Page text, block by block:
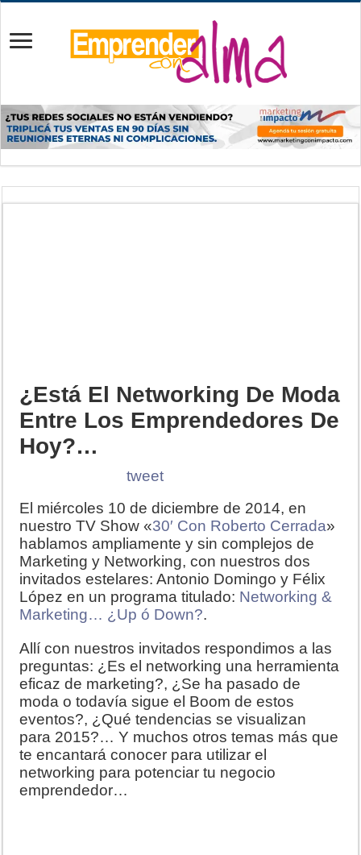
¿Está El Networking De Moda
Entre Los Emprendedores De
Hoy?…
tweet
El miércoles 10 de diciembre de 2014, en
nuestro TV Show «30′ Con Roberto Cerrada»
hablamos ampliamente y sin complejos de
Marketing y Networking, con nuestros dos
invitados estelares: Antonio Domingo y Félix
López en un programa titulado: Networking &
Marketing… ¿Up ó Down?.
Allí con nuestros invitados respondimos a las
preguntas: ¿Es el networking una herramienta
eficaz de marketing?, ¿Se ha pasado de
moda o todavía sigue el Boom de estos
eventos?, ¿Qué tendencias se visualizan
para 2015?… Y muchos otros temas más que
te encantará conocer para utilizar el
networking para potenciar tu negocio
emprendedor…